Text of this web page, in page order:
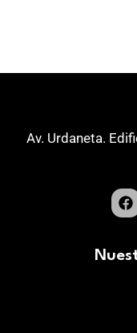
Av. Urdaneta.